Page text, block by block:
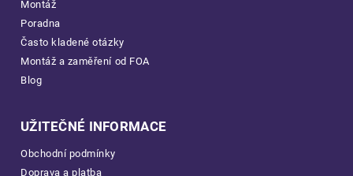
Montáž
Poradna
Často kladené otázky
Montáž a zaměření od FOA
Blog
UŽITEČNÉ INFORMACE
Obchodní podmínky
Doprava a platba